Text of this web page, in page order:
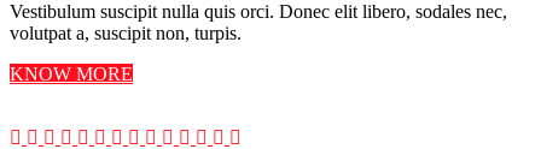
Vestibulum suscipit nulla quis orci. Donec elit libero, sodales nec,
volutpat a, suscipit non, turpis.
KNOW MORE